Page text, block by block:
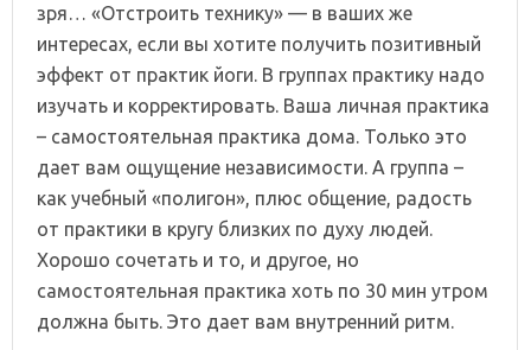
зря… «Отстроить технику» — в ваших же
интересах, если вы хотите получить позитивный
эффект от практик йоги. В группах практику надо
изучать и корректировать. Ваша личная практика
– самостоятельная практика дома. Только это
дает вам ощущение независимости. А группа –
как учебный «полигон», плюс общение, радость
от практики в кругу близких по духу людей.
Хорошо сочетать и то, и другое, но
самостоятельная практика хоть по 30 мин утром
должна быть. Это дает вам внутренний ритм.